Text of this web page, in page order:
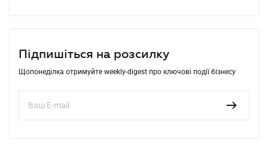
Підпишіться на розсилку
Щопонеділка отримуйте weekly-digest про ключові події бізнесу